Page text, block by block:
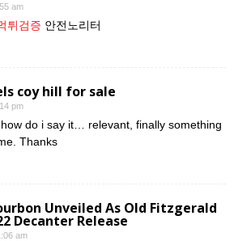
am
튀검증 안전노리터
coy hill for sale
pm
do i say it… relevant, finally something
Thanks
Unveiled As Old Fitzgerald
Decanter Release
am